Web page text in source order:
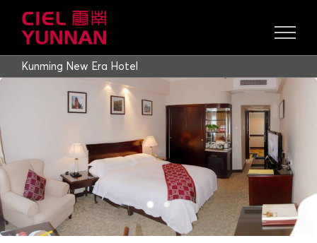
content
Kunming New Era Hotel